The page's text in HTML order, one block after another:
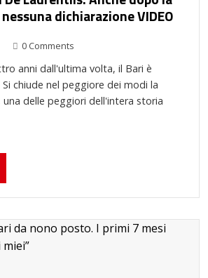
dichiarazione VIDEO
0 Comments
anni dall'ultima volta, il Bari è
chiude nel peggiore dei modi la
una delle peggiori dell'intera storia